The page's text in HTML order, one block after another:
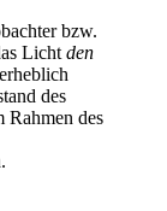
bzw.
Licht den
des
Rahmen des